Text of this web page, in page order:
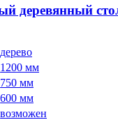
деревянный
дерево
1200 мм
750 мм
600 мм
возможен